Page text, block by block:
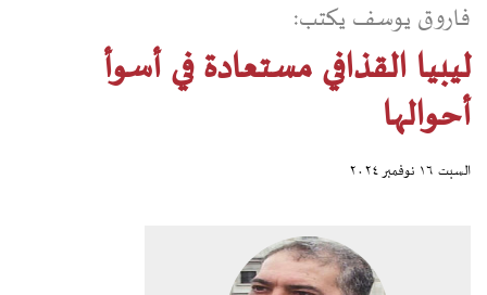
فاروق يوسف يكتب:
ليبيا القذافي مستعادة في أسوأ
أحوالها
السبت ١٦ نوفمبر ٢٠٢٤